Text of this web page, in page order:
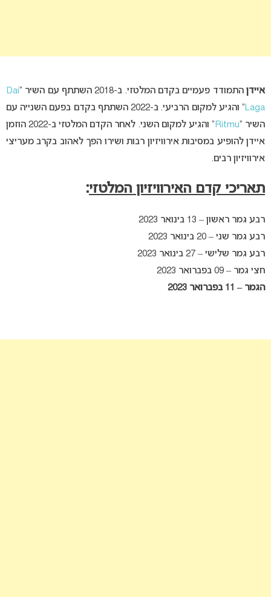
איידןהתמודד פעמיים בקדם המלטזי. ב-2018 השתתף עם השיר “
Dai
Laga
” והגיע למקום הרביעי. ב-2022 השתתף בקדם בפעם השנייה עם
השיר “Ritmu
” והגיע למקום השני. לאחר הקדם המלטזי ב-2022 הוזמן
איידן להופיע במסיבות אירוויזיון רבות ושירו הפך לאהוב בקרב מעריצי
אירוויזיון רבים.
תאריכי קדם האירוויזיון המלטזי:
רבע גמר ראשון – 13 בינואר 2023
רבע גמר שני – 20 בינואר 2023
רבע גמר שלישי – 27 בינואר 2023
חצי גמר – 09 בפברואר 2023
הגמר – 11 בפברואר 2023